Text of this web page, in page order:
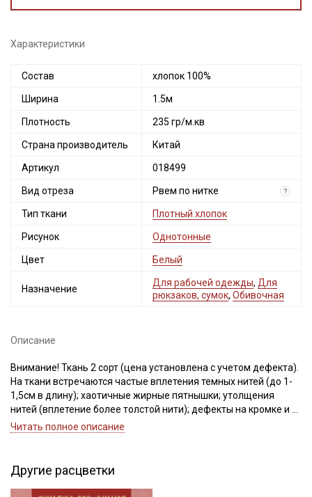
Характеристики
Состав хлопок 100%
Ширина 1.5м
Плотность 235 гр/м.кв
Страна производитель Китай
Артикул 018499
Вид отреза Рвем по нитке ?
Тип ткани Плотный хлопок
Рисунок Однотонные
Цвет Белый
Назначение
Для рабочей одежды, Для
рюкзаков, сумок, Обивочная
Описание
Внимание! Ткань 2 сорт (цена установлена с учетом дефекта).
На ткани встречаются частые вплетения темных нитей (до 1-
1,5см в длину); хаотичные жирные пятнышки; утолщения
нитей (вплетение более толстой нити); дефекты на кромке и 5
см от края ткани.
выравнивания отреза, нужно натянуть нити по диагонали).
Просим учитывать это при вашем заказе!
Читать полное описание
Другие расцветки